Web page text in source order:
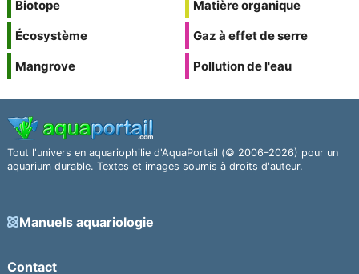
Biotope
Écosystème
Mangrove
Matière organique
Gaz à effet de serre
Pollution de l'eau
Tout l'univers en aquariophilie d'AquaPortail (© 2006–2026) pour un
aquarium durable. Textes et images soumis à droits d'auteur.
Manuels aquariologie
Contact